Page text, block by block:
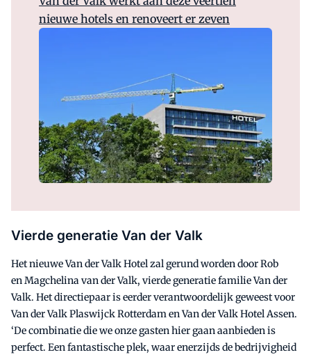
nieuwe hotels en renoveert er zeven
Vierde generatie Van der Valk
Het nieuwe Van der Valk Hotel zal gerund worden door Rob
en Magchelina van der Valk, vierde generatie familie Van der
Valk. Het directiepaar is eerder verantwoordelijk geweest voor
Van der Valk Plaswijck Rotterdam en Van der Valk Hotel Assen.
‘De combinatie die we onze gasten hier gaan aanbieden is
perfect. Een fantastische plek, waar enerzijds de bedrijvigheid